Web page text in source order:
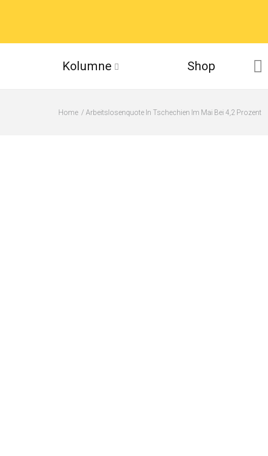
Kolumne Shop
Home Arbeitslosenquote In Tschechien Im Mai Bei 4,2 Prozent